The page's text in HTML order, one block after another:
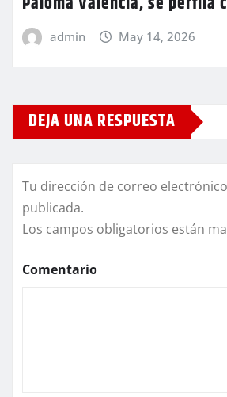
admin May 14, 2026
DEJA UNA RESPUESTA
Tu dirección de correo
publicada.
Los campos obligatorios están
Comentario